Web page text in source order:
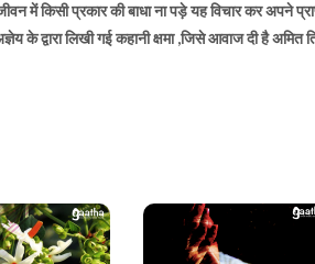
में किसी प्रकार की बाधा ना पड़े यह विचार कर अपने
के द्वारा लिखी गई कहानी क्षमा ,जिसे आवाज दी है अमित